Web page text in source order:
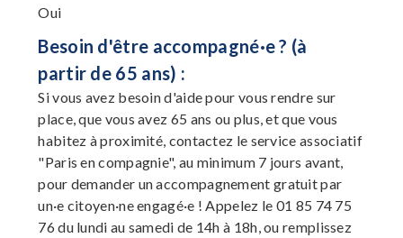
Oui
Besoin d'être accompagné·e ? (à
partir de 65 ans) :
Si vous avez besoin d'aide pour vous rendre sur
place, que vous avez 65 ans ou plus, et que vous
habitez à proximité, contactez le service associatif
"Paris en compagnie", au minimum 7 jours avant,
pour demander un accompagnement gratuit par
un·e citoyen·ne engagé·e ! Appelez le 01 85 74 75
76 du lundi au samedi de 14h à 18h, ou remplissez